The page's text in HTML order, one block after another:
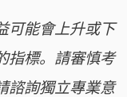
可能會上升或下
指標。請審慎考
諮詢獨立專業意